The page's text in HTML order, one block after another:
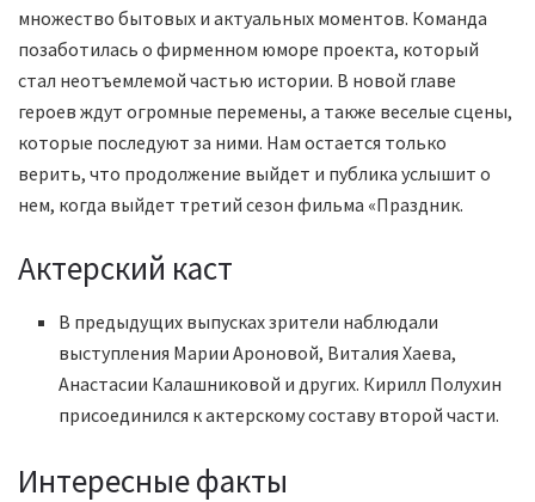
множество бытовых и актуальных моментов. Команда
позаботилась о фирменном юморе проекта, который
стал неотъемлемой частью истории. В новой главе
героев ждут огромные перемены, а также веселые сцены,
которые последуют за ними. Нам остается только
верить, что продолжение выйдет и публика услышит о
нем, когда выйдет третий сезон фильма «Праздник.
Актерский каст
В предыдущих выпусках зрители наблюдали
выступления Марии Ароновой, Виталия Хаева,
Анастасии Калашниковой и других. Кирилл Полухин
присоединился к актерскому составу второй части.
Интересные факты